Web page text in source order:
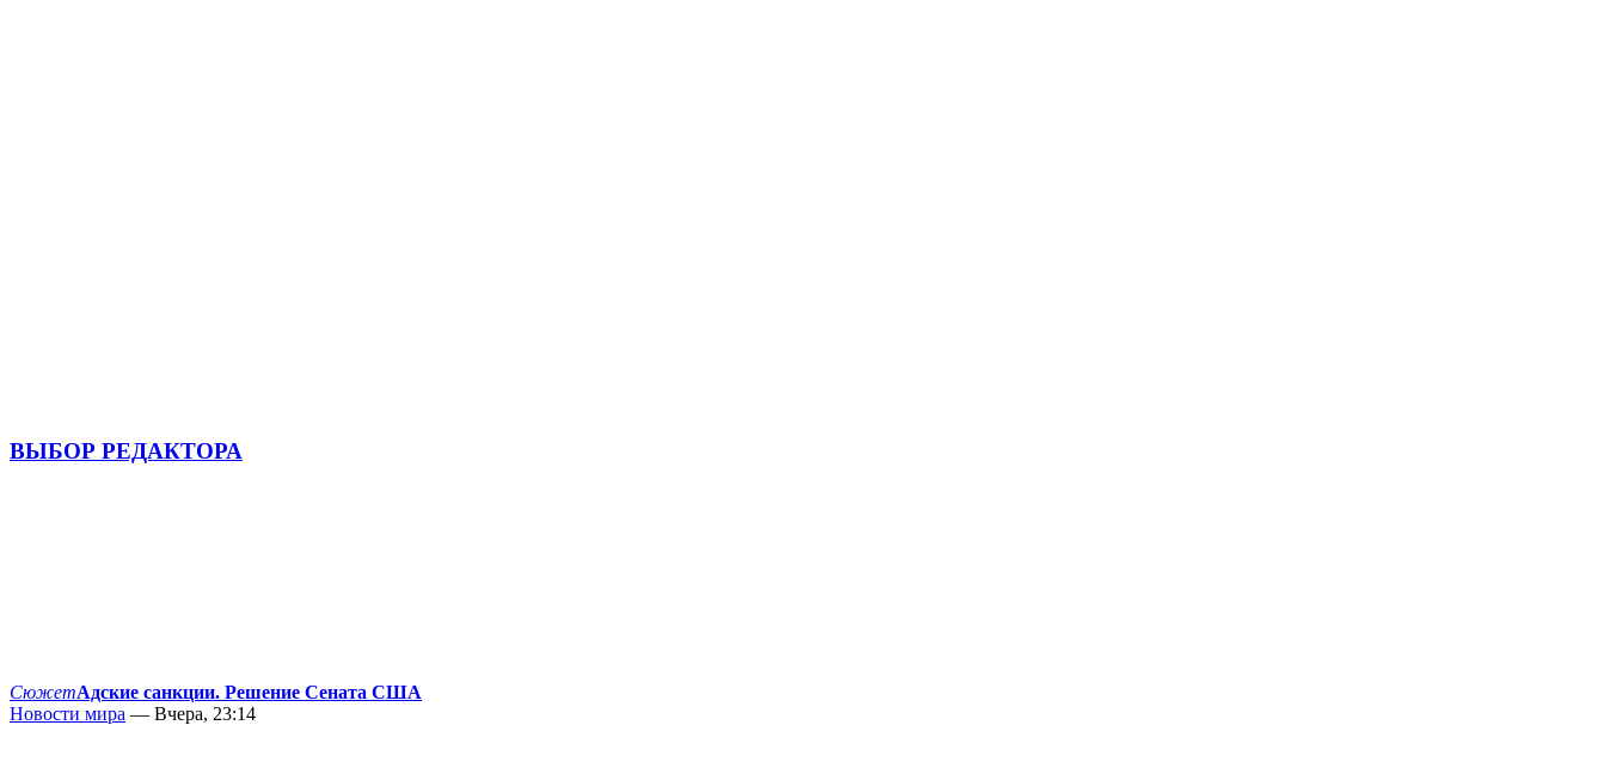
ВЫБОР РЕДАКТОРА
СюжетАдские санкции. Решение Сената США
Новости мира — Вчера, 23:14